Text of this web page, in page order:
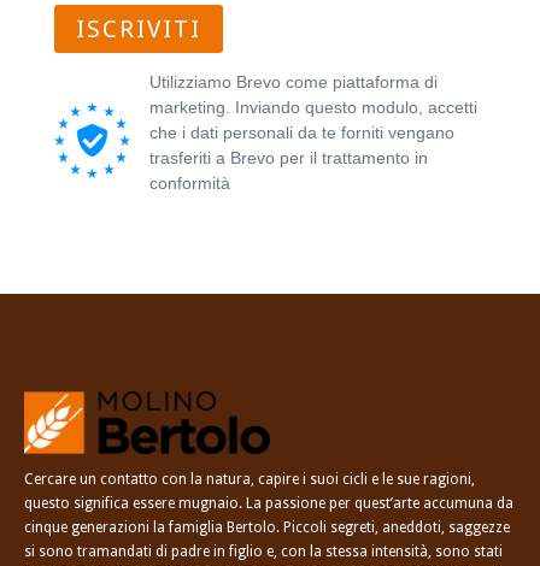
ISCRIVITI
Utilizziamo Brevo come piattaforma di
marketing. Inviando questo modulo, accetti
che i dati personali da te forniti vengano
trasferiti a Brevo per il trattamento in
conformità
Cercare un contatto con la natura, capire i suoi cicli e le sue ragioni,
questo significa essere mugnaio. La passione per quest’arte accumuna da
cinque generazioni la famiglia Bertolo. Piccoli segreti, aneddoti, saggezze
si sono tramandati di padre in figlio e, con la stessa intensità, sono stati